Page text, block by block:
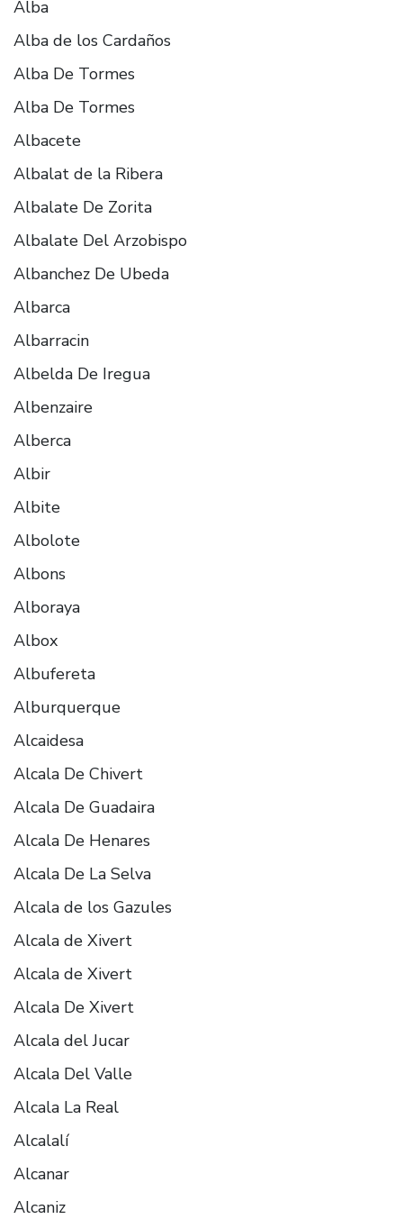
Alba
Alba de los Cardaños
Alba De Tormes
Alba De Tormes
Albacete
Albalat de la Ribera
Albalate De Zorita
Albalate Del Arzobispo
Albanchez De Ubeda
Albarca
Albarracin
Albelda De Iregua
Albenzaire
Alberca
Albir
Albite
Albolote
Albons
Alboraya
Albox
Albufereta
Alburquerque
Alcaidesa
Alcala De Chivert
Alcala De Guadaira
Alcala De Henares
Alcala De La Selva
Alcala de los Gazules
Alcala de Xivert
Alcala de Xivert
Alcala De Xivert
Alcala del Jucar
Alcala Del Valle
Alcala La Real
Alcalalí
Alcanar
Alcaniz